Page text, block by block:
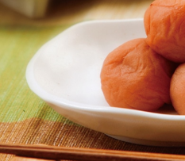
マイページ
ご案内
初めての方へ